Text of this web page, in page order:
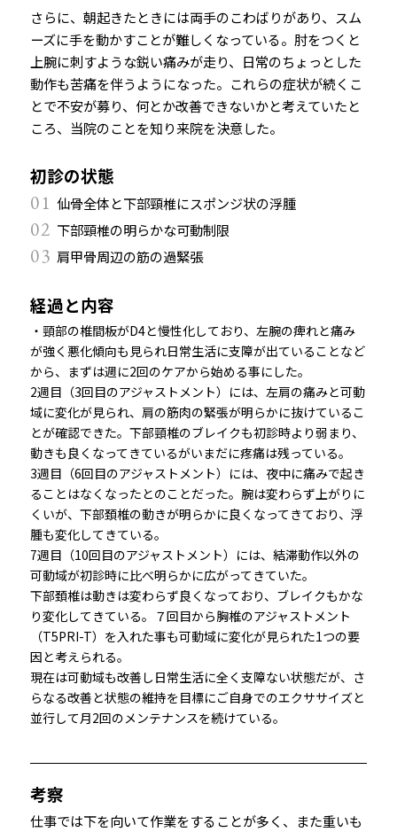
さらに、朝起きたときには両手のこわばりがあり、スム
ーズに手を動かすことが難しくなっている。肘をつくと
上腕に刺すような鋭い痛みが走り、日常のちょっとした
動作も苦痛を伴うようになった。これらの症状が続くこ
とで不安が募り、何とか改善できないかと考えていたと
ころ、当院のことを知り来院を決意した。
初診の状態
01 仙骨全体と下部頸椎にスポンジ状の浮腫
02 下部頸椎の明らかな可動制限
03 肩甲骨周辺の筋の過緊張
経過と内容
・頸部の椎間板がD4と慢性化しており、左腕の痺れと痛み
が強く悪化傾向も見られ日常生活に支障が出ていることなど
から、まずは週に2回のケアから始める事にした。
2週目（3回目のアジャストメント）には、左肩の痛みと可動
域に変化が見られ、肩の筋肉の緊張が明らかに抜けているこ
とが確認できた。下部頸椎のブレイクも初診時より弱まり、
動きも良くなってきているがいまだに疼痛は残っている。
3週目（6回目のアジャストメント）には、夜中に痛みで起き
ることはなくなったとのことだった。腕は変わらず上がりに
くいが、下部頚椎の動きが明らかに良くなってきており、浮
腫も変化してきている。
7週目（10回目のアジャストメント）には、結滞動作以外の
可動域が初診時に比べ明らかに広がってきていた。
下部頚椎は動きは変わらず良くなっており、ブレイクもかな
り変化してきている。７回目から胸椎のアジャストメント
（T5PRI-T）を入れた事も可動域に変化が見られた1つの要
因と考えられる。
現在は可動域も改善し日常生活に全く支障ない状態だが、さ
らなる改善と状態の維持を目標にご自身でのエクササイズと
並行して月2回のメンテナンスを続けている。
考察
仕事では下を向いて作業をすることが多く、また重いも